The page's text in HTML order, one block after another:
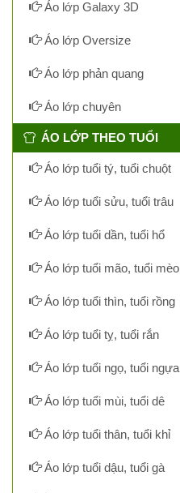
Áo lớp Galaxy 3D
Áo lớp Oversize
Áo lớp phản quang
Áo lớp chuyên
ÁO LỚP THEO TUỔI
Áo lớp tuổi tý, tuổi chuột
Áo lớp tuổi sửu, tuổi trâu
Áo lớp tuổi dần, tuổi hổ
Áo lớp tuổi mão, tuổi mèo
Áo lớp tuổi thìn, tuổi rồng
Áo lớp tuổi tỵ, tuổi rắn
Áo lớp tuổi ngọ, tuổi ngựa
Áo lớp tuổi mùi, tuổi dê
Áo lớp tuổi thân, tuổi khỉ
Áo lớp tuổi dậu, tuổi gà